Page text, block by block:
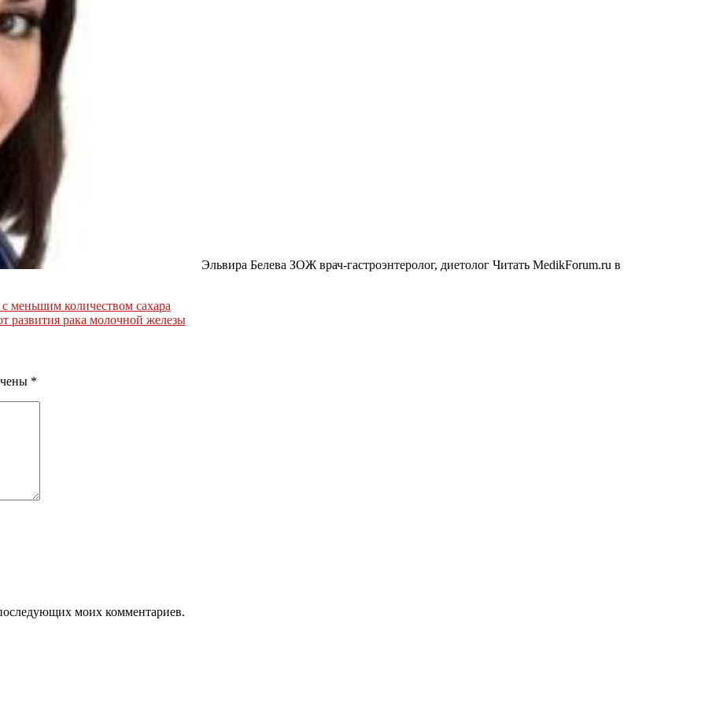
Эльвира Белева ЗОЖ врач-гастроэнтеролог, диетолог Читать MedikForum.ru в
с меньшим количеством сахара
рака молочной железы
*
моих комментариев.